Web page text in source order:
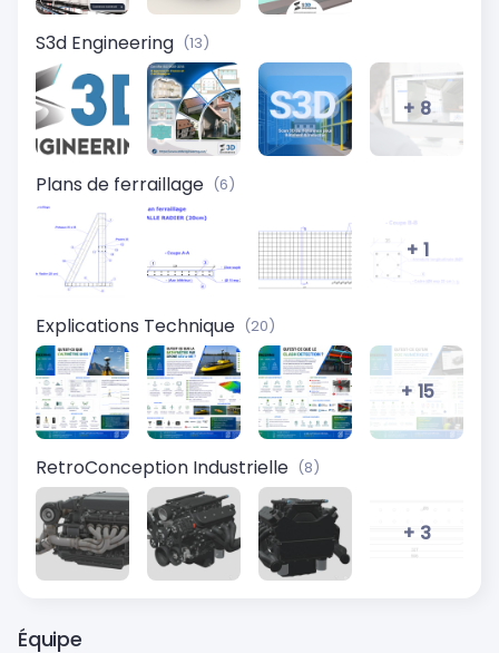
S3d Engineering (13)
+ 8
Plans de ferraillage (6)
+ 1
Explications Technique (20)
+ 15
RetroConception Industrielle (8)
+ 3
Équipe